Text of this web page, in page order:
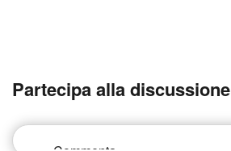
Partecipa alla discussione